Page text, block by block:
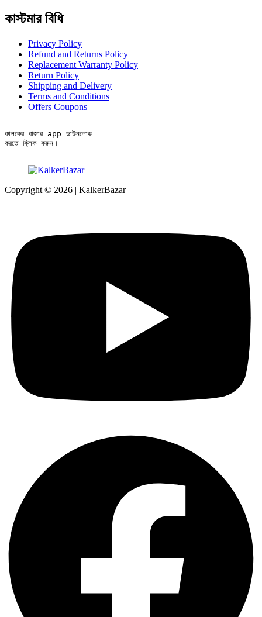
কাস্টমার বিধি
Privacy Policy
Refund and Returns Policy
Replacement Warranty Policy
Return Policy
Shipping and Delivery
Terms and Conditions
Offers Coupons
কালকের বাজার app ডাউনলোড
করতে ক্লিক করুন।
Copyright © 2026 | KalkerBazar